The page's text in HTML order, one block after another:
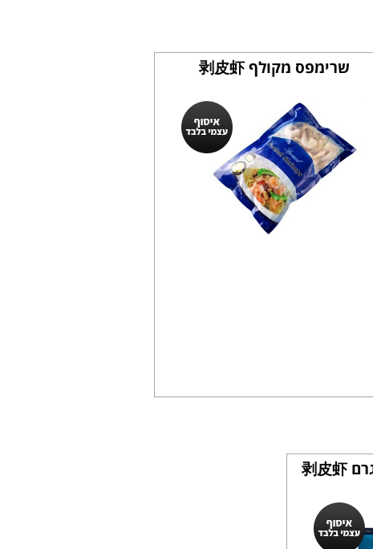
שרימפס מקולף 剥皮虾
שרימפס מקולף 750 גרם 剥皮虾